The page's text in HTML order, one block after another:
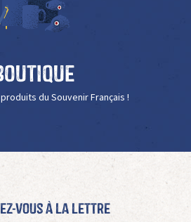
du Souvenir Français !
vous à La Lettre